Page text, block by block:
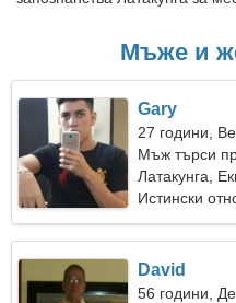
Мъже и
Gary
27 години,
Мъж търси
Латакунга,
Истински
David
56 години,